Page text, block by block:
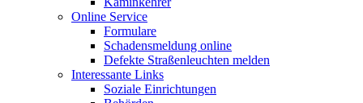
Online Service
Formulare
Schadensmeldung online
Defekte Straßenleuchten melden
Interessante Links
Soziale Einrichtungen